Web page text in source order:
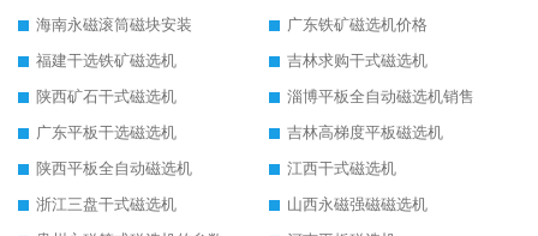
海南永磁滚筒磁块安装
广东铁矿磁选机价格
福建干选铁矿磁选机
吉林求购干式磁选机
陕西矿石干式磁选机
淄博平板全自动磁选机销售
广东平板干选磁选机
吉林高梯度平板磁选机
陕西平板全自动磁选机
江西干式磁选机
浙江三盘干式磁选机
山西永磁强磁磁选机